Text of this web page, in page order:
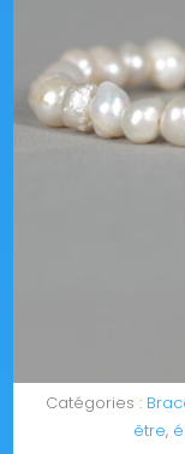
Catégories :
être,